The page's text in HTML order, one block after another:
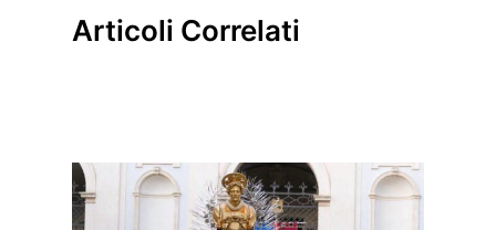
Articoli Correlati